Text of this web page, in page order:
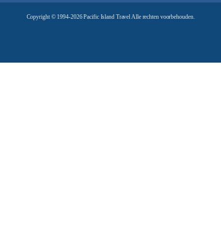
Copyright © 1994-2026 Pacific Island Travel Alle rechten voorbehouden.